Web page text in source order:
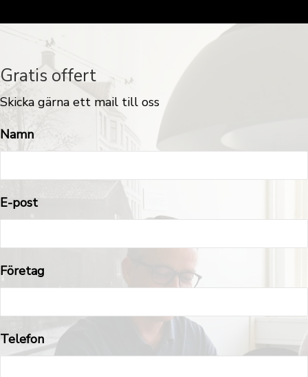
Gratis offert
Skicka gärna ett mail till oss
Namn
E-post
Företag
Telefon